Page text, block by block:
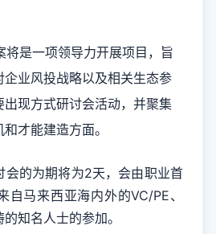
将是一项领导力开展项目，旨
业风投战略以及相关生态参
现方式研讨会活动，并聚集
才能建造方面。
会的为期将为2天，会由职业首
自马来西亚海内外的VC/PE、
知名人士的参加。